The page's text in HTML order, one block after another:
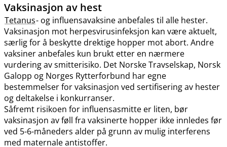
Vaksinasjon av hest
Tetanus- og influensavaksine anbefales til alle hester.
Vaksinasjon mot herpesvirusinfeksjon kan være aktuelt,
særlig for å beskytte drektige hopper mot abort. Andre
vaksiner anbefales kun brukt etter en nærmere
vurdering av smitterisiko. Det Norske Travselskap, Norsk
Galopp og Norges Rytterforbund har egne
bestemmelser for vaksinasjon ved sertifisering av hester
og deltakelse i konkurranser.
Såfremt risikoen for influensasmitte er liten, bør
vaksinasjon av føll fra vaksinerte hopper ikke innledes før
ved 5-6-måneders alder på grunn av mulig interferens
med maternale antistoffer.